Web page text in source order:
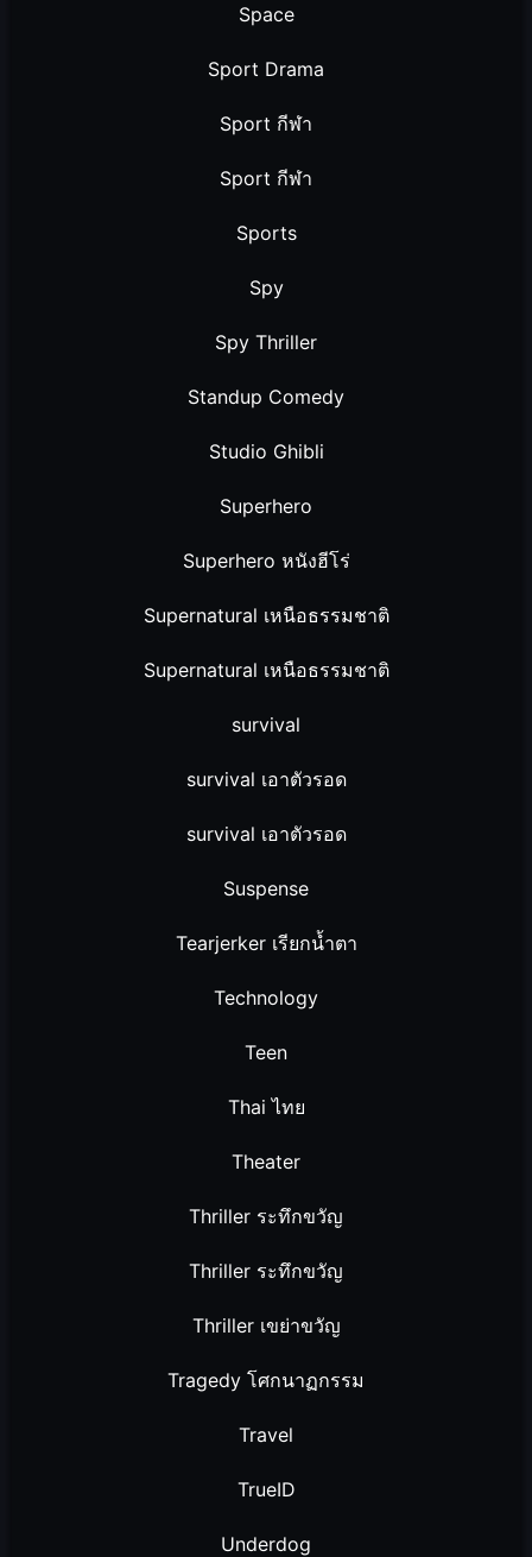
Space
Sport Drama
Sport กีฬา
Sport กีฬา
Sports
Spy
Spy Thriller
Standup Comedy
Studio Ghibli
Superhero
Superhero หนังฮีโร่
Supernatural เหนือธรรมชาติ
Supernatural เหนือธรรมชาติ
survival
survival เอาตัวรอด
survival เอาตัวรอด
Suspense
Tearjerker เรียกน้ำตา
Technology
Teen
Thai ไทย
Theater
Thriller ระทึกขวัญ
Thriller ระทึกขวัญ
Thriller เขย่าขวัญ
Tragedy โศกนาฏกรรม
Travel
TrueID
Underdog